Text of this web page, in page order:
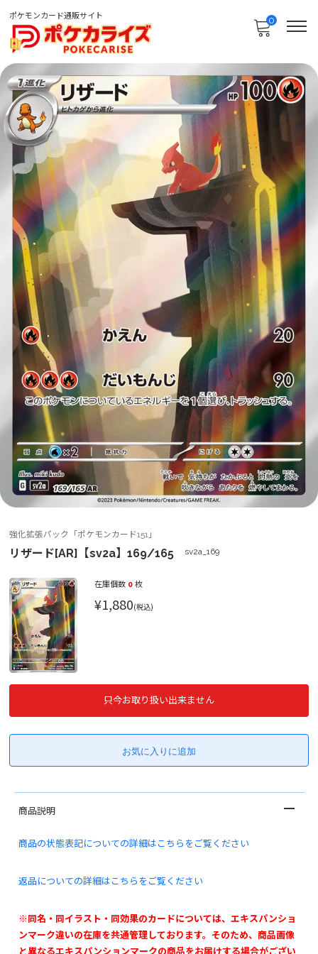
ポケモンカード通販サイト 0
強化拡張パック「ポケモンカード151」
リザード[AR]【sv2a】169/165 sv2a_169
在庫個数 0 枚
¥1,880(税込)
只今お取り扱い出来ません
商品説明
商品の状態表記についての詳細はこちらをご覧ください
返品についての詳細はこちらをご覧ください
※同名・同イラスト・同効果のカードについては、エキスパンショ
ンマーク違いの在庫を共通管理しております。そのため、商品画像
と異なるエキスパンションマークの商品をお届けする場合がござい